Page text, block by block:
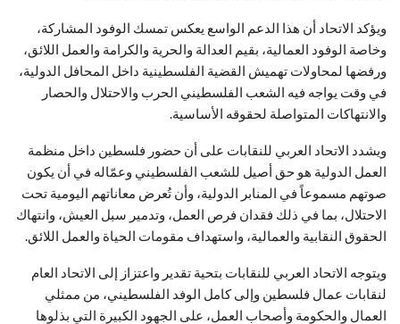
ويؤكد الاتحاد أن هذا الدعم الواسع يعكس تمسك الوفود المشاركة،
وخاصة الوفود العمالية، بقيم العدالة والحرية والكرامة والعمل اللائق،
ورفضها لمحاولات تهميش القضية الفلسطينية داخل المحافل الدولية،
في وقت يواجه فيه الشعب الفلسطيني الحرب والاحتلال والحصار
والانتهاكات المتواصلة لحقوقه الأساسية.
ويشدد الاتحاد العربي للنقابات على أن حضور فلسطين داخل منظمة
العمل الدولية هو حق أصيل للشعب الفلسطيني وعمّاله في أن يكون
صوتهم مسموعاً في المنابر الدولية، وأن تُعرض معاناتهم اليومية تحت
الاحتلال، بما في ذلك فقدان فرص العمل، وتدمير سبل العيش، وانتهاك
الحقوق النقابية والعمالية، واستهداف مقومات الحياة والعمل اللائق.
ويتوجه الاتحاد العربي للنقابات بتحية تقدير واعتزاز إلى الاتحاد العام
لنقابات عمال فلسطين وإلى كامل الوفد الفلسطيني، من ممثلي
العمال والحكومة وأصحاب العمل، على الجهود الكبيرة التي بذلوها